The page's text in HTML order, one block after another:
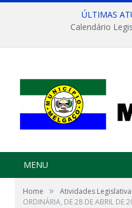
ÚLTIMAS
Calendário
MENU
Home » Atividades
ORDINÁRIA, DE 28 DE ABRIL DE